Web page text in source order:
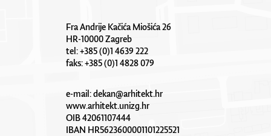
Fra Andrije Kačića Miošića 26
HR-10000 Zagreb
tel: +385 (0)1 4639 222
faks: +385 (0)1 4828 079
e-mail:dekan@arhitekt.hr
www.arhitekt.unizg.hr
OIB 42061107444
IBAN HR5623600001101225521